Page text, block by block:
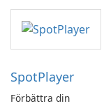
SpotPlayer
Förbättra din